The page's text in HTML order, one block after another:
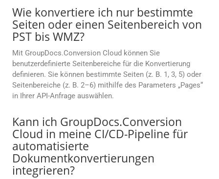
Wie konvertiere ich nur bestimmte
Seiten oder einen Seitenbereich von
PST bis WMZ?
Mit GroupDocs.Conversion Cloud können Sie
benutzerdefinierte Seitenbereiche für die Konvertierung
definieren. Sie können bestimmte Seiten (z. B. 1, 3, 5) oder
Seitenbereiche (z. B. 2–6) mithilfe des Parameters „Pages“
in Ihrer API-Anfrage auswählen.
Kann ich GroupDocs.Conversion
Cloud in meine CI/CD-Pipeline für
automatisierte
Dokumentkonvertierungen
integrieren?